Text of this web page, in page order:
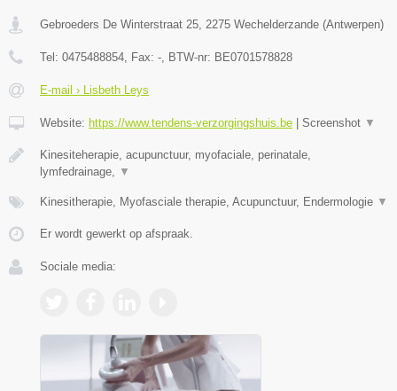
Gebroeders De Winterstraat 25, 2275 Wechelderzande (Antwerpen)
Tel: 0475488854, Fax: -, BTW-nr: BE0701578828
E-mail › Lisbeth Leys
Website: https://www.tendens-verzorgingshuis.be Screenshot ▼
Kinesiteherapie, acupunctuur, myofaciale, perinatale,
lymfedrainage, ▼
Kinesitherapie, Myofasciale therapie, Acupunctuur, Endermologie ▼
Er wordt gewerkt op afspraak.
Sociale media: